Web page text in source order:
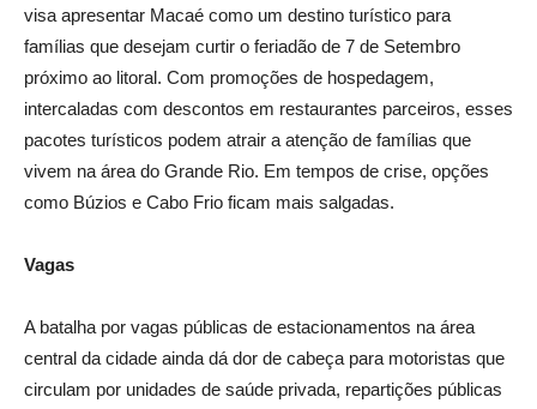
visa apresentar Macaé como um destino turístico para
famílias que desejam curtir o feriadão de 7 de Setembro
próximo ao litoral. Com promoções de hospedagem,
intercaladas com descontos em restaurantes parceiros, esses
pacotes turísticos podem atrair a atenção de famílias que
vivem na área do Grande Rio. Em tempos de crise, opções
como Búzios e Cabo Frio ficam mais salgadas.
Vagas
A batalha por vagas públicas de estacionamentos na área
central da cidade ainda dá dor de cabeça para motoristas que
circulam por unidades de saúde privada, repartições públicas